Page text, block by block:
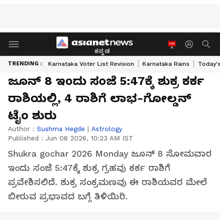
ಕನ್ನಡ
TRENDING : Karnataka Voter List Revision Karnataka Rains
ಜೂನ್ 8 ಇಂದು ಸಂಜೆ 5:47ಕ್ಕೆ ಶುಕ್ರ ಕರ್ಕ
ರಾಶಿಯಲ್ಲಿ, 4 ರಾಶಿಗೆ ಲಾಭ-ಗೋಲ್ಡನ್
ಟೈಂ ಶುರು
Author : Sushma Hegde | Astrology
Published : Jun 08 2026, 10:23 AM IST
Shukra gochar 2026 Monday ಜೂನ್ 8 ಸೋಮವಾರ
ಇಂದು ಸಂಜೆ 5:47ಕ್ಕೆ ಶುಕ್ರ ಗ್ರಹವು ಕರ್ಕ ರಾಶಿಗೆ
ಪ್ರವೇಶಿಸಲಿದೆ. ಶುಕ್ರ ಸಂಕ್ರಮಣವು ಈ ರಾಶಿಯವರ ಮೇಲೆ
ಬೀರುವ ಪ್ರಭಾವದ ಬಗ್ಗೆ ತಿಳಿಯಿರಿ.